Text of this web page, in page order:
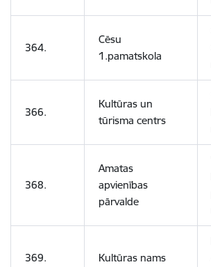
364.
Cēsu
1.pamatskola
366.
Kultūras un
tūrisma centrs
368.
Amatas
apvienības
pārvalde
369. Kultūras nams